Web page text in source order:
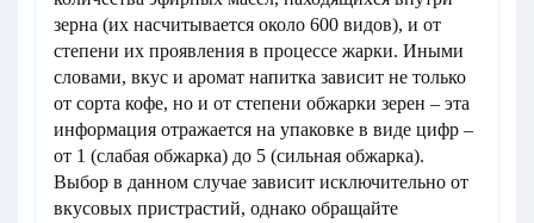
зерна (их насчитывается около 600 видов), и от
степени их проявления в процессе жарки. Иными
словами, вкус и аромат напитка зависит не только
от сорта кофе, но и от степени обжарки зерен – эта
информация отражается на упаковке в виде цифр –
от 1 (слабая обжарка) до 5 (сильная обжарка).
Выбор в данном случае зависит исключительно от
вкусовых пристрастий, однако обращайте